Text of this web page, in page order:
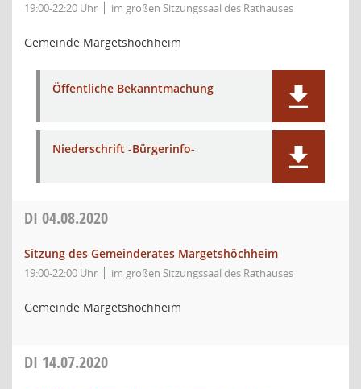
19:00-22:20 Uhr im großen Sitzungssaal des Rathauses
Gemeinde Margetshöchheim
Öffentliche Bekanntmachung
Niederschrift -Bürgerinfo-
DI 04.08.2020
Sitzung des Gemeinderates Margetshöchheim
19:00-22:00 Uhr im großen Sitzungssaal des Rathauses
Gemeinde Margetshöchheim
DI 14.07.2020